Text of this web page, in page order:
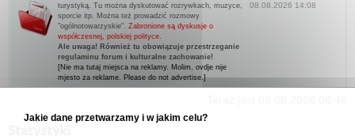
turystyką. Tu można dyskutować rozrywkach, muzyce,
sporcie itp. Można też prowadzić rozmowy
"ogólnotowarzyskie". Zabronione są dyskusje o
współczesnej, polskiej polityce.
Ale uwaga! Również tu obowiązuje przestrzeganie
regulaminu forum i kulturalne zachowanie!
[Nie ma tutaj miejsca na reklamy. Molim, ovdje nije
mjesto za reklame. Please do not advertise.]
08.08.2026 14:08
Jakie dane przetwarzamy i w jakim celu?